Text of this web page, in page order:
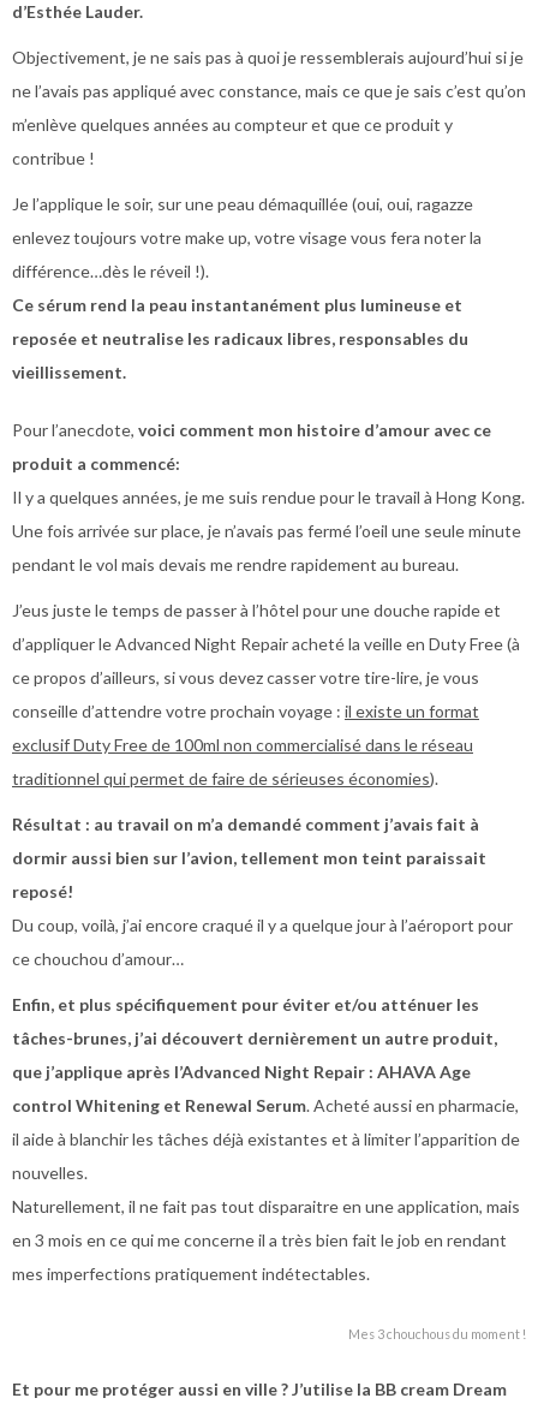
d’Esthée Lauder.
Objectivement, je ne sais pas à quoi je ressemblerais aujourd’hui si je
ne l’avais pas appliqué avec constance, mais ce que je sais c’est qu’on
m’enlève quelques années au compteur et que ce produit y
contribue !
Je l’applique le soir, sur une peau démaquillée (oui, oui, ragazze
enlevez toujours votre make up, votre visage vous fera noter la
différence…dès le réveil !).
Ce sérum rend la peau instantanément plus lumineuse et
reposée et neutralise les radicaux libres, responsables du
vieillissement.
Pour l’anecdote, voici comment mon histoire d’amour avec ce
produit a commencé:
Il y a quelques années, je me suis rendue pour le travail à Hong Kong.
Une fois arrivée sur place, je n’avais pas fermé l’oeil une seule minute
pendant le vol mais devais me rendre rapidement au bureau.
J’eus juste le temps de passer à l’hôtel pour une douche rapide et
d’appliquer le Advanced Night Repair acheté la veille en Duty Free (à
ce propos d’ailleurs, si vous devez casser votre tire-lire, je vous
conseille d’attendre votre prochain voyage : il existe un format
exclusif Duty Free de 100ml non commercialisé dans le réseau
traditionnel qui permet de faire de sérieuses économies).
Résultat : au travail on m’a demandé comment j’avais fait à
dormir aussi bien sur l’avion, tellement mon teint paraissait
reposé!
Du coup, voilà, j’ai encore craqué il y a quelque jour à l’aéroport pour
ce chouchou d’amour…
Enfin, et plus spécifiquement pour éviter et/ou atténuer les
tâches-brunes, j’ai découvert dernièrement un autre produit,
que j’applique après l’Advanced Night Repair : AHAVA Age
control Whitening et Renewal Serum. Acheté aussi en pharmacie,
il aide à blanchir les tâches déjà existantes et à limiter l’apparition de
nouvelles.
Naturellement, il ne fait pas tout disparaitre en une application, mais
en 3 mois en ce qui me concerne il a très bien fait le job en rendant
mes imperfections pratiquement indétectables.
Mes 3 chouchous du moment !
Et pour me protéger aussi en ville ? J’utilise la BB cream Dream